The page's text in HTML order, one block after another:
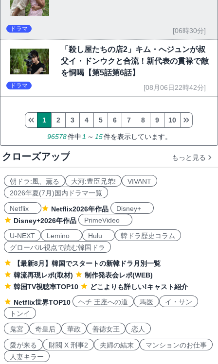
ドラマ [06時30分]
「殺し屋たちの店2」キム・へジュンが叔
父イ・ドンウクと合流！新代表の貫禄で敵
を恫喝【第5話第6話】
ドラマ [08月06日22時42分]
96578件中 1 ～ 15件を表示しています。
1 2 3 4 5 6 7 8 9 10
クローズアップ もっと見る
朝ドラ:風、薫る 大河:豊臣兄弟!
VIVANT
2026年夏(7月)国内ドラマ一覧
Netflix
Netflix2026年作品
Disney+
Disney+2026年作品
PrimeVideo
U-NEXT
Lemino Hulu
韓ドラ歴史コラム
グローバル視点で読む韓国ドラ
【最新8月】韓国でスタートの新韓ドラ月別一覧
韓流再現レポ(取材)
制作発表会レポ(WEB)
韓国TV視聴率TOP10
どこよりも詳しい!キャスト紹介
Netflix世界TOP10
ヘチ 王座への道 馬医
イ・サン
トンイ
鬼宮
奇皇后 華政 善徳女王 恋人
愛が来る 財閥 X 刑事2 夫婦の結末
マンションのお仕事
人妻キラー